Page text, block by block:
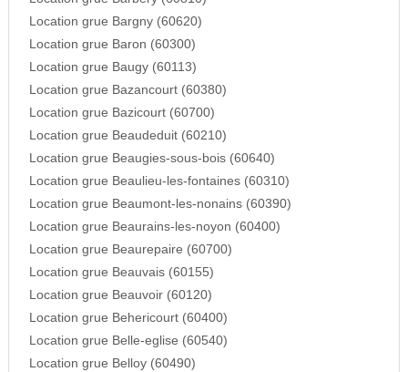
Location grue Bargny (60620)
Location grue Baron (60300)
Location grue Baugy (60113)
Location grue Bazancourt (60380)
Location grue Bazicourt (60700)
Location grue Beaudeduit (60210)
Location grue Beaugies-sous-bois (60640)
Location grue Beaulieu-les-fontaines (60310)
Location grue Beaumont-les-nonains (60390)
Location grue Beaurains-les-noyon (60400)
Location grue Beaurepaire (60700)
Location grue Beauvais (60155)
Location grue Beauvoir (60120)
Location grue Behericourt (60400)
Location grue Belle-eglise (60540)
Location grue Belloy (60490)